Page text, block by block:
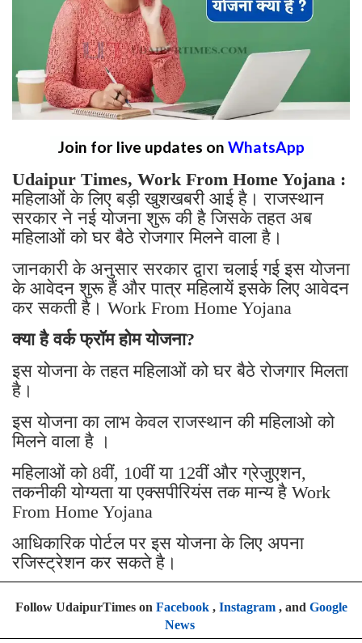
Join for live updates on WhatsApp
Udaipur Times, Work From Home Yojana :
महिलाओं के लिए बड़ी खुशखबरी आई है। राजस्थान
सरकार ने नई योजना शुरू की है जिसके तहत अब
महिलाओं को घर बैठे रोजगार मिलने वाला है।
जानकारी के अनुसार सरकार द्वारा चलाई गई इस योजना
के आवेदन शुरू हैं और पात्र महिलायें इसके लिए आवेदन
कर सकती है। Work From Home Yojana
क्या है वर्क फ्रॉम होम योजना?
इस योजना के तहत महिलाओं को घर बैठे रोजगार मिलता
है।
इस योजना का लाभ केवल राजस्थान की महिलाओ को
मिलने वाला है ।
महिलाओं को 8वीं, 10वीं या 12वीं और ग्रेजुएशन,
तकनीकी योग्यता या एक्सपीरियंस तक मान्य है Work
From Home Yojana
आधिकारिक पोर्टल पर इस योजना के लिए अपना
रजिस्ट्रेशन कर सकते है।
Follow UdaipurTimes on Facebook, Instagram, and Google
News